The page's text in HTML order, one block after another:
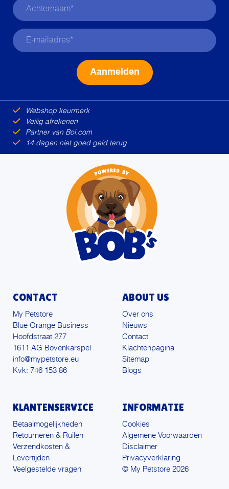
Webshop keurmerk
Veilig afrekenen
Partner van Bol.com
14 dagen niet goed geld terug
CONTACT
My Petstore
Blue Orange Business
Hoofdstraat 277
1611 AG Bovenkarspel
info@mypetstore.eu
Kvk: 746 153 86
ABOUT US
Over ons
Nieuws
Contact
Klachtenpagina
Sitemap
Blogs
KLANTENSERVICE
Betaalmogelijkheden
Retourneren & Ruilen
Verzendkosten &
Levertijden
Veelgestelde vragen
INFORMATIE
Cookies
Algemene Voorwaarden
Disclaimer
Privacyverklaring
© My Petstore 2026